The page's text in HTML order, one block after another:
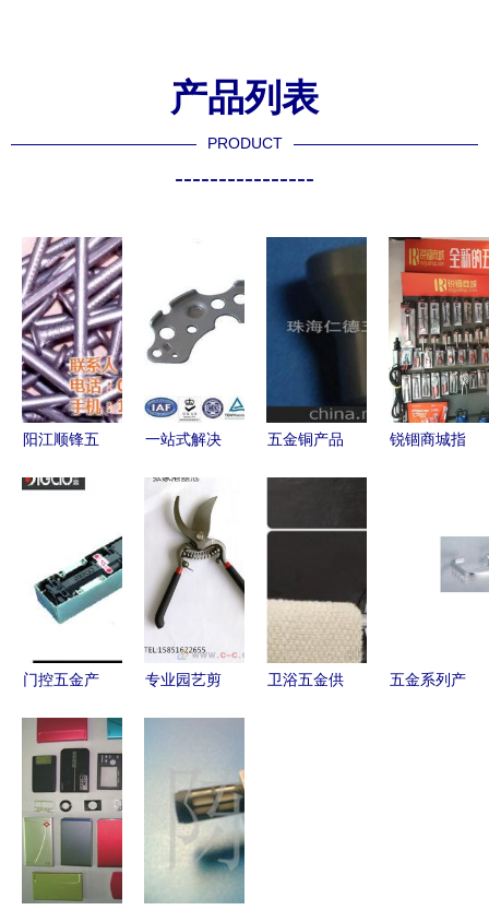
产品列表
PRODUCT
----------------
阳江顺锋五
选
一站式解决
金供应、批
发与价格指
南
五金铜产品
略 价格、
指南
锐锢商城指
足？掌握这
几点，轻松
门控五金产
价格、批发
与厂家选择
指南
专业园艺剪
购与厂家直
销优势
卫浴五金供
五金系列产